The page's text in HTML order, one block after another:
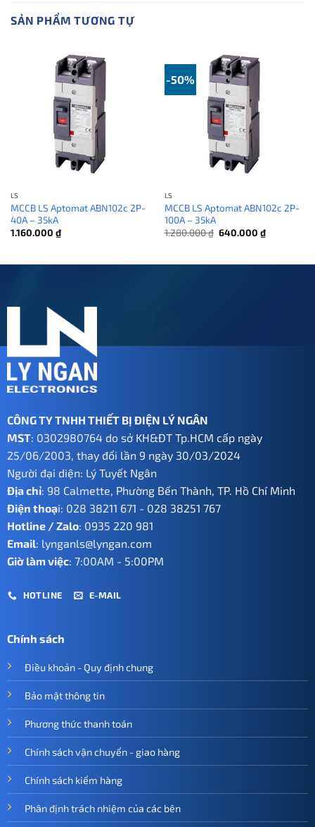
SẢN PHẨM TƯƠNG TỰ
LS
MCCB LS Aptomat ABN102c 2P-
40A – 35kA
1.160.000 ₫
-50%
LS
MCCB LS Aptomat ABN102c 2P-
100A – 35kA
1.280.000₫ Giá
gốc
640.000 ₫Giá
hiện
640.000 ₫.
CÔNG TY TNHH THIẾT BỊ ĐIỆN LÝ NGÂN
MST: 0302980764 do sở KH&ĐT Tp.HCM cấp ngày
25/06/2003, thay đổi lần 9 ngày 30/03/2024
Người đại diện: Lý Tuyết Ngân
Địa chỉ: 98 Calmette, Phường Bến Thành, TP. Hồ Chí Minh
Điện thoại: 028 38211 671 - 028 38251 767
Hotline / Zalo: 0935 220 981
Email: lynganls@lyngan.com
Giờ làm việc: 7:00AM - 5:00PM
HOTLINE E-MAIL
Chính sách
Điều khoản - Quy định chung
Bảo mật thông tin
Phương thức thanh toán
Chính sách vận chuyển - giao hàng
Chính sách kiểm hàng
Phân định trách nhiệm của các bên